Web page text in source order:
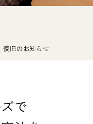
復旧のお知らせ
で